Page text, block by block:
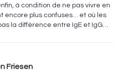
à condition de ne pas vivre en
encore plus confuses… et où les
la différence entre IgE et IgG…
Friesen